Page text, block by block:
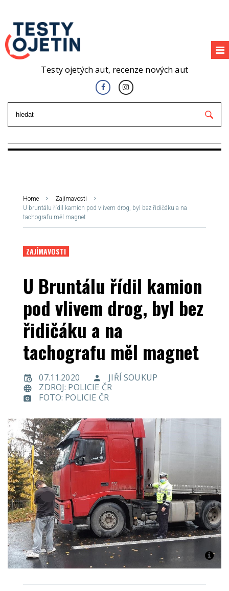
Testy ojetých aut, recenze nových aut
Home
Zajímavosti
U bruntálu řídil kamion pod vlivem drog, byl bez řidičáku a na
tachografu měl magnet
ZAJÍMAVOSTI
U Bruntálu řídil kamion
pod vlivem drog, byl bez
řidičáku a na
tachografu měl magnet
07.11.2020
JIŘÍ SOUKUP
ZDROJ: POLICIE ČR
FOTO: POLICIE ČR